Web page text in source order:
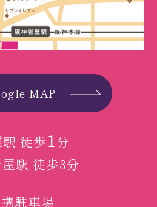
MAP
徒歩1分
駅 徒歩3分
駐車場